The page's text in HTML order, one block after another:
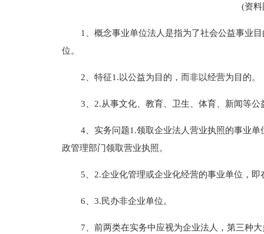
(资
1、概念事业单位法人是指为了社会公益事业
位。
2、特征1.以公益为目的，而非以经营为目的。
3、2.从事文化、教育、卫生、体育、新闻等公
4、实务问题1.领取企业法人营业执照的事业
政管理部门领取营业执照。
5、2.企业化管理或企业化经营的事业单位，
6、3.民办非企业单位。
7、前两类在实务中应视为企业法人，第三种